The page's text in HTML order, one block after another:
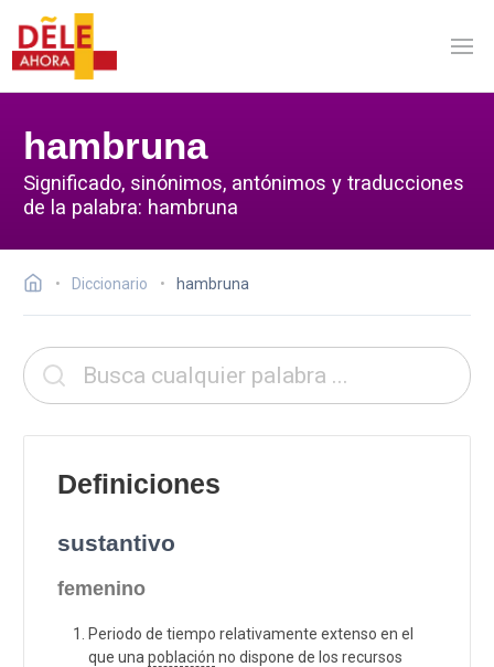
hambruna
Significado, sinónimos, antónimos y traducciones
de la palabra: hambruna
Diccionario hambruna
Definiciones
sustantivo
femenino
Periodo de tiempo relativamente extenso en el
que una población no dispone de los recursos